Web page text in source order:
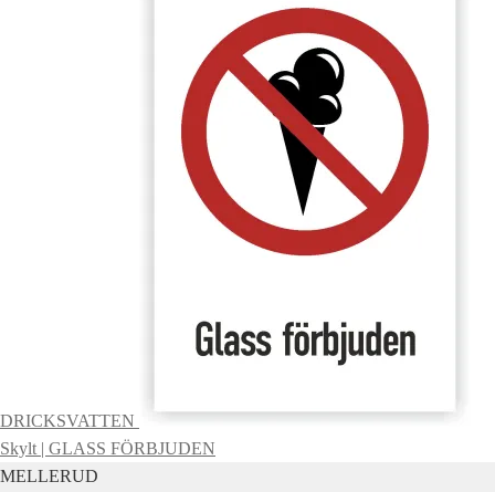
DRICKSVATTEN
Skylt | GLASS FÖRBJUDEN
MELLERUD